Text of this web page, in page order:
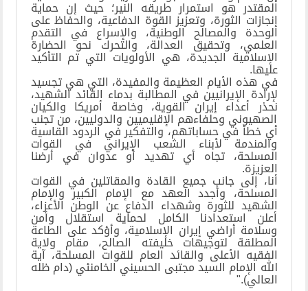
المقتدر هو استمرار طريقه النير؛ حيث إن حماية
إنجازات الثورة، وتعزيز القوة الدفاعية، والحفاظ على
الوحدة والمصالح الوطنية، والإسراع في التقدم
العلمي، وتحقيق العدالة، والتحرك نحو الحضارة
الإسلامية الجديدة، هي الأولويات التي تم التأكيد
عليها.
في هذه الأيام العظيمة والمفيدة، التي هي تجسيد
لإرادة الإيرانيين في المطالبة بدماء القائد الشهيد،
نحذر أعداء إيران القوية، وخاصة أمريكا والكيان
الصهيوني وحلفاءهم الإقليميين والدوليين، من تجنب
أي خطأ في حساباتهم، والتفكير في الردود القاسية
والمندمة لأبناء الشعب الإيراني في القوات
المسلحة، تجاه أي تهديد أو عدوان في أرضنا
العزيزة.
أنا، إلى جانب جميع القادة والمقاتلين في القوات
المسلحة، وأجدد العهد مع الإمام الكبير والإمام
الشهيد للثورة وشهداء الدفاع عن الوطن الأعزاء،
أعلن استعدادنا الكامل لحماية استقلال وأمن
وسلامة أراضي إيران الإسلامية، وأؤكد على الطاعة
المطلقة لتوجيهات خليفته الصالح، مقام ولاية
الفقيه الأعلى والقائد العام للقوات المسلحة، آية
الله الإمام السيد مجتبى الحسيني الخامنئي (دام ظله
العالي)."